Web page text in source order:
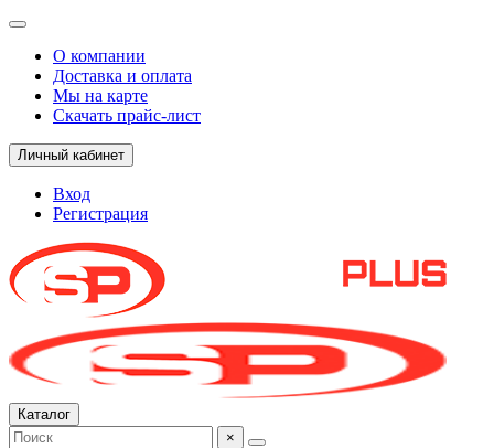
О компании
Доставка и оплата
Мы на карте
Скачать прайс-лист
Личный кабинет
Вход
Регистрация
Каталог
×